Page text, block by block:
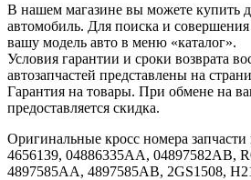
В нашем магазине вы можете купить
автомобиль. Для поиска и
вашу модель авто в меню «каталог».
Условия гарантии и сроки возврата
автозапчастей представлены на
Гарантия на товары. При обмене на
предоставляется скидка.
Оригинальные кросс номера запчасти
4656139, 04886335AA, 04897582AB,
4897585AA, 4897585AB, 2GS1508,